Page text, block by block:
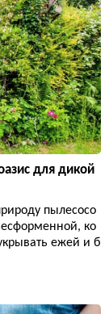
для дикой
пылесосо
ко
ежей и б